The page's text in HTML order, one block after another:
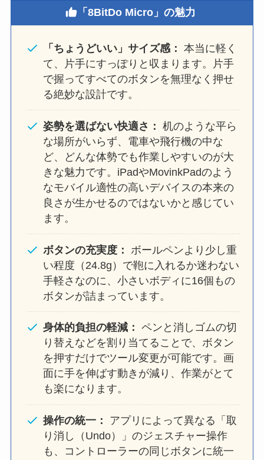
「8BitDo Micro」の魅力
「ちょうどいい」サイズ感： 本当に軽く
て、片手にすっぽりと収まります。片手
で握ってすべてのボタンを無理なく押せ
る絶妙な設計です。
姿勢を選ばない快適さ： 机のような平ら
な場所がいらず、電車や飛行機の中な
ど、どんな体勢でも作業しやすいのが大
きな魅力です。iPadやMovinkPadのよう
なモバイル適性の高いデバイスの本来の
良さが生かせるのではないかと感じてい
ます。
ボタンの充実度：
ボールペンより少し重
い程度（24.8g）で鞄に入れるか迷わない
手軽さなのに、小さいボディに16個もの
ボタンが詰まっています。
身体的負担の軽減： ペンと消しゴムの切
り替えなどを割り当てることで、ボタン
を押すだけでツール変更が可能です。画
面に手を伸ばす動きが減り、作業がとて
も楽になります。
操作の統一：
アプリによって異なる「取
り消し（Undo）」のジェスチャー操作
も、コントローラーの同じボタンに統一